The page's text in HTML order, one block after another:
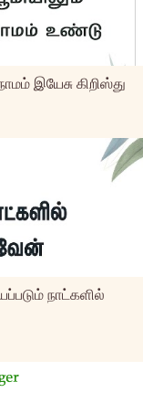
இயேசு கிறிஸ்து
நாட்களில்